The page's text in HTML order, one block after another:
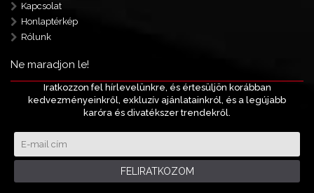
Kapcsolat
Honlaptérkép
Rólunk
Ne maradjon le!
Iratkozzon fel hírlevelünkre, és értesüljön korábban
kedvezményeinkről, exkluzív ajánlatainkról, és a legújabb
karóra és divatékszer trendekről.
FELIRATKOZOM